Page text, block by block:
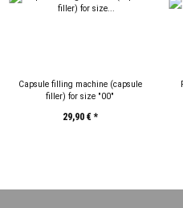
Capsule filling machine (capsule
filler) for size "00"
29,90 €*